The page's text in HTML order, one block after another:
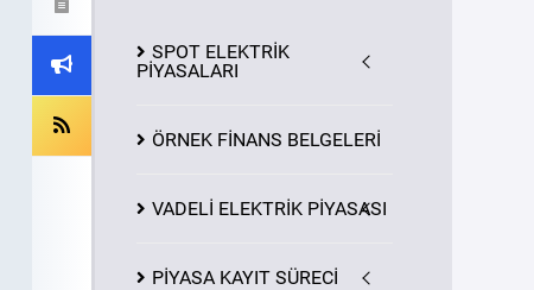
SPOT ELEKTRİK
PİYASALARI
ÖRNEK FİNANS BELGELERİ
VADELİ ELEKTRİK PİYASASI
PİYASAKAYIT SÜRECİ